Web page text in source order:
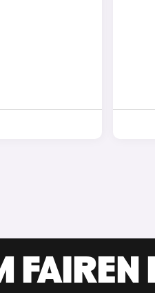
FAIREN